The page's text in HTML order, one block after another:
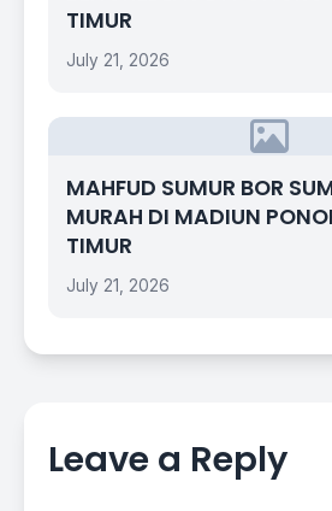
TIMUR
July 21, 2026
MAHFUD SUMUR BOR
MURAH DI MADIUN
TIMUR
July 21, 2026
Leave a Reply